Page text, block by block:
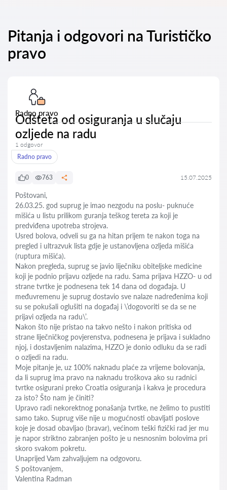
Pitanja i odgovori na Turističko
pravo
Radno pravo
Odšteta od osiguranja u slučaju
ozljede na radu
1 odgovor
Radno pravo
0 763 15.07.2025
Poštovani,
26.03.25. god suprug je imao nezgodu na poslu- puknuće
mišića u listu prilikom guranja teškog tereta za koji je
predviđena upotreba strojeva.
Usred bolova, odveli su ga na hitan prijem te nakon toga na
pregled i ultrazvuk lista gdje je ustanovljena ozljeda mišića
(ruptura mišića).
Nakon pregleda, suprug se javio liječniku obiteljske medicine
koji je podnio prijavu ozljede na radu. Sama prijava HZZO- u od
strane tvrtke je podnesena tek 14 dana od događaja. U
međuvremenu je suprug dostavio sve nalaze nadređenima koji
su se pokušali oglušiti na događaj i \’dogovoriti se da se ne
prijavi ozljeda na radu\’.
Nakon što nije pristao na takvo nešto i nakon pritiska od
strane liječničkog povjerenstva, podnesena je prijava i sukladno
njoj, i dostavljenim nalazima, HZZO je donio odluku da se radi
o ozljedi na radu.
Moje pitanje je, uz 100% naknadu plaće za vrijeme bolovanja,
da li suprug ima pravo na naknadu troškova ako su radnici
tvrtke osigurani preko Croatia osiguranja i kakva je procedura
za isto? Što nam je činiti?
Upravo radi nekorektnog ponašanja tvrtke, ne želimo to pustiti
samo tako. Suprug više nije u mogućnosti obavljati poslove
koje je dosad obavljao (bravar), većinom teški fizički rad jer mu
je napor striktno zabranjen pošto je u nesnosnim bolovima pri
skoro svakom pokretu.
Unaprijed Vam zahvaljujem na odgovoru.
S poštovanjem,
Valentina Radman